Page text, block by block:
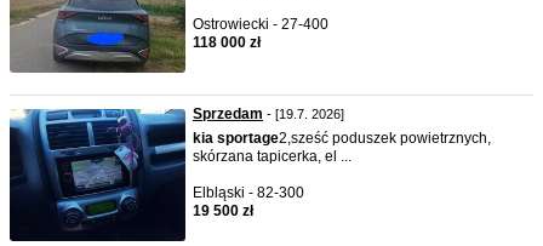
Ostrowiecki - 27-400
118 000 zł
Sprzedam - [19.7. 2026]
kia sportage2,sześć poduszek powietrznych,
skórzana tapicerka, el ...
Elbląski - 82-300
19 500 zł